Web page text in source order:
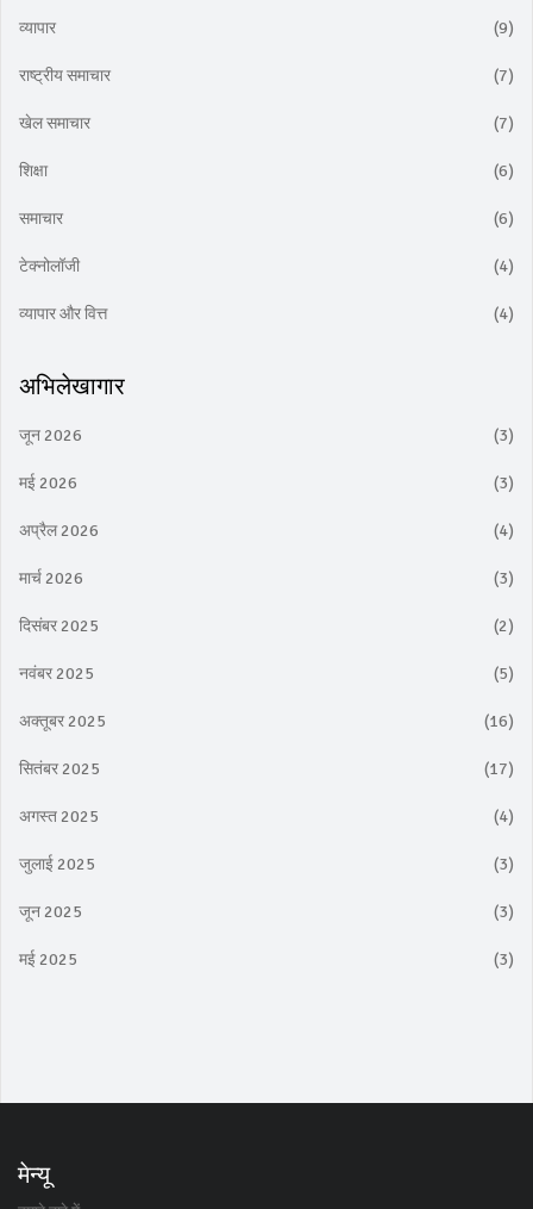
व्यापार (9)
राष्ट्रीय समाचार (7)
खेल समाचार (7)
शिक्षा (6)
समाचार (6)
टेक्नोलॉजी (4)
व्यापार और वित्त (4)
अभिलेखागार
जून 2026 (3)
मई 2026 (3)
अप्रैल 2026 (4)
मार्च 2026 (3)
दिसंबर 2025 (2)
नवंबर 2025 (5)
अक्तूबर 2025 (16)
सितंबर 2025 (17)
अगस्त 2025 (4)
जुलाई 2025 (3)
जून 2025 (3)
मई 2025 (3)
मेन्यू